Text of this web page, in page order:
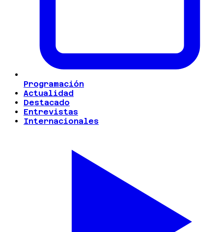
Programación
Actualidad
Destacado
Entrevistas
Internacionales